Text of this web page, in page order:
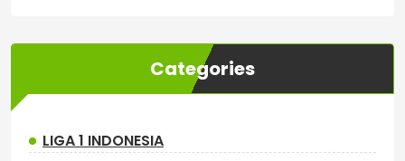
Categories
LIGA 1 INDONESIA